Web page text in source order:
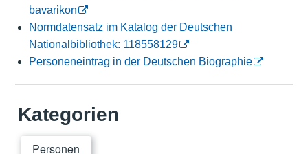
bavarikon
Normdatensatz im Katalog der Deutschen
Nationalbibliothek: 118558129
Personeneintrag in der Deutschen Biographie
Kategorien
Personen